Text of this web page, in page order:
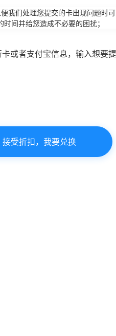
我们处理您提交的卡出现问题时可
间并给您造成不必要的困扰；
或者支付宝信息，输入想要
接受折扣，我要兑换